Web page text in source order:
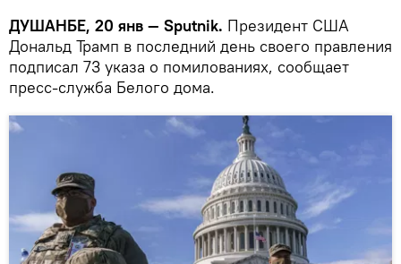
ДУШАНБЕ, 20 янв — Sputnik. Президент США
Дональд Трамп в последний день своего правления
подписал 73 указа о помилованиях, сообщает
пресс-служба Белого дома.